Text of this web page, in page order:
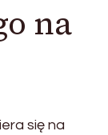
na
się na